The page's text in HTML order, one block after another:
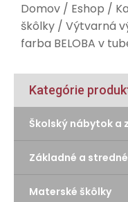
Domov / Eshop /
škôlky / Výtvarná
farba BELOBA v
Kategórie
Školský nábytok a
Základné a
Materské škôlky